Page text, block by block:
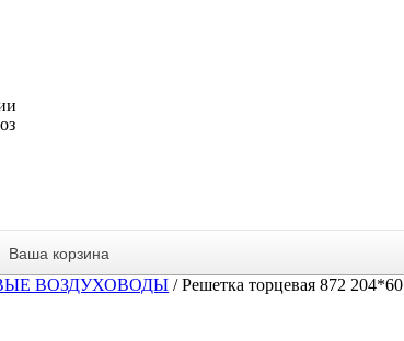
Ваша корзина
ВОЗДУХОВОДЫ /Решетка торцевая 872 204*60